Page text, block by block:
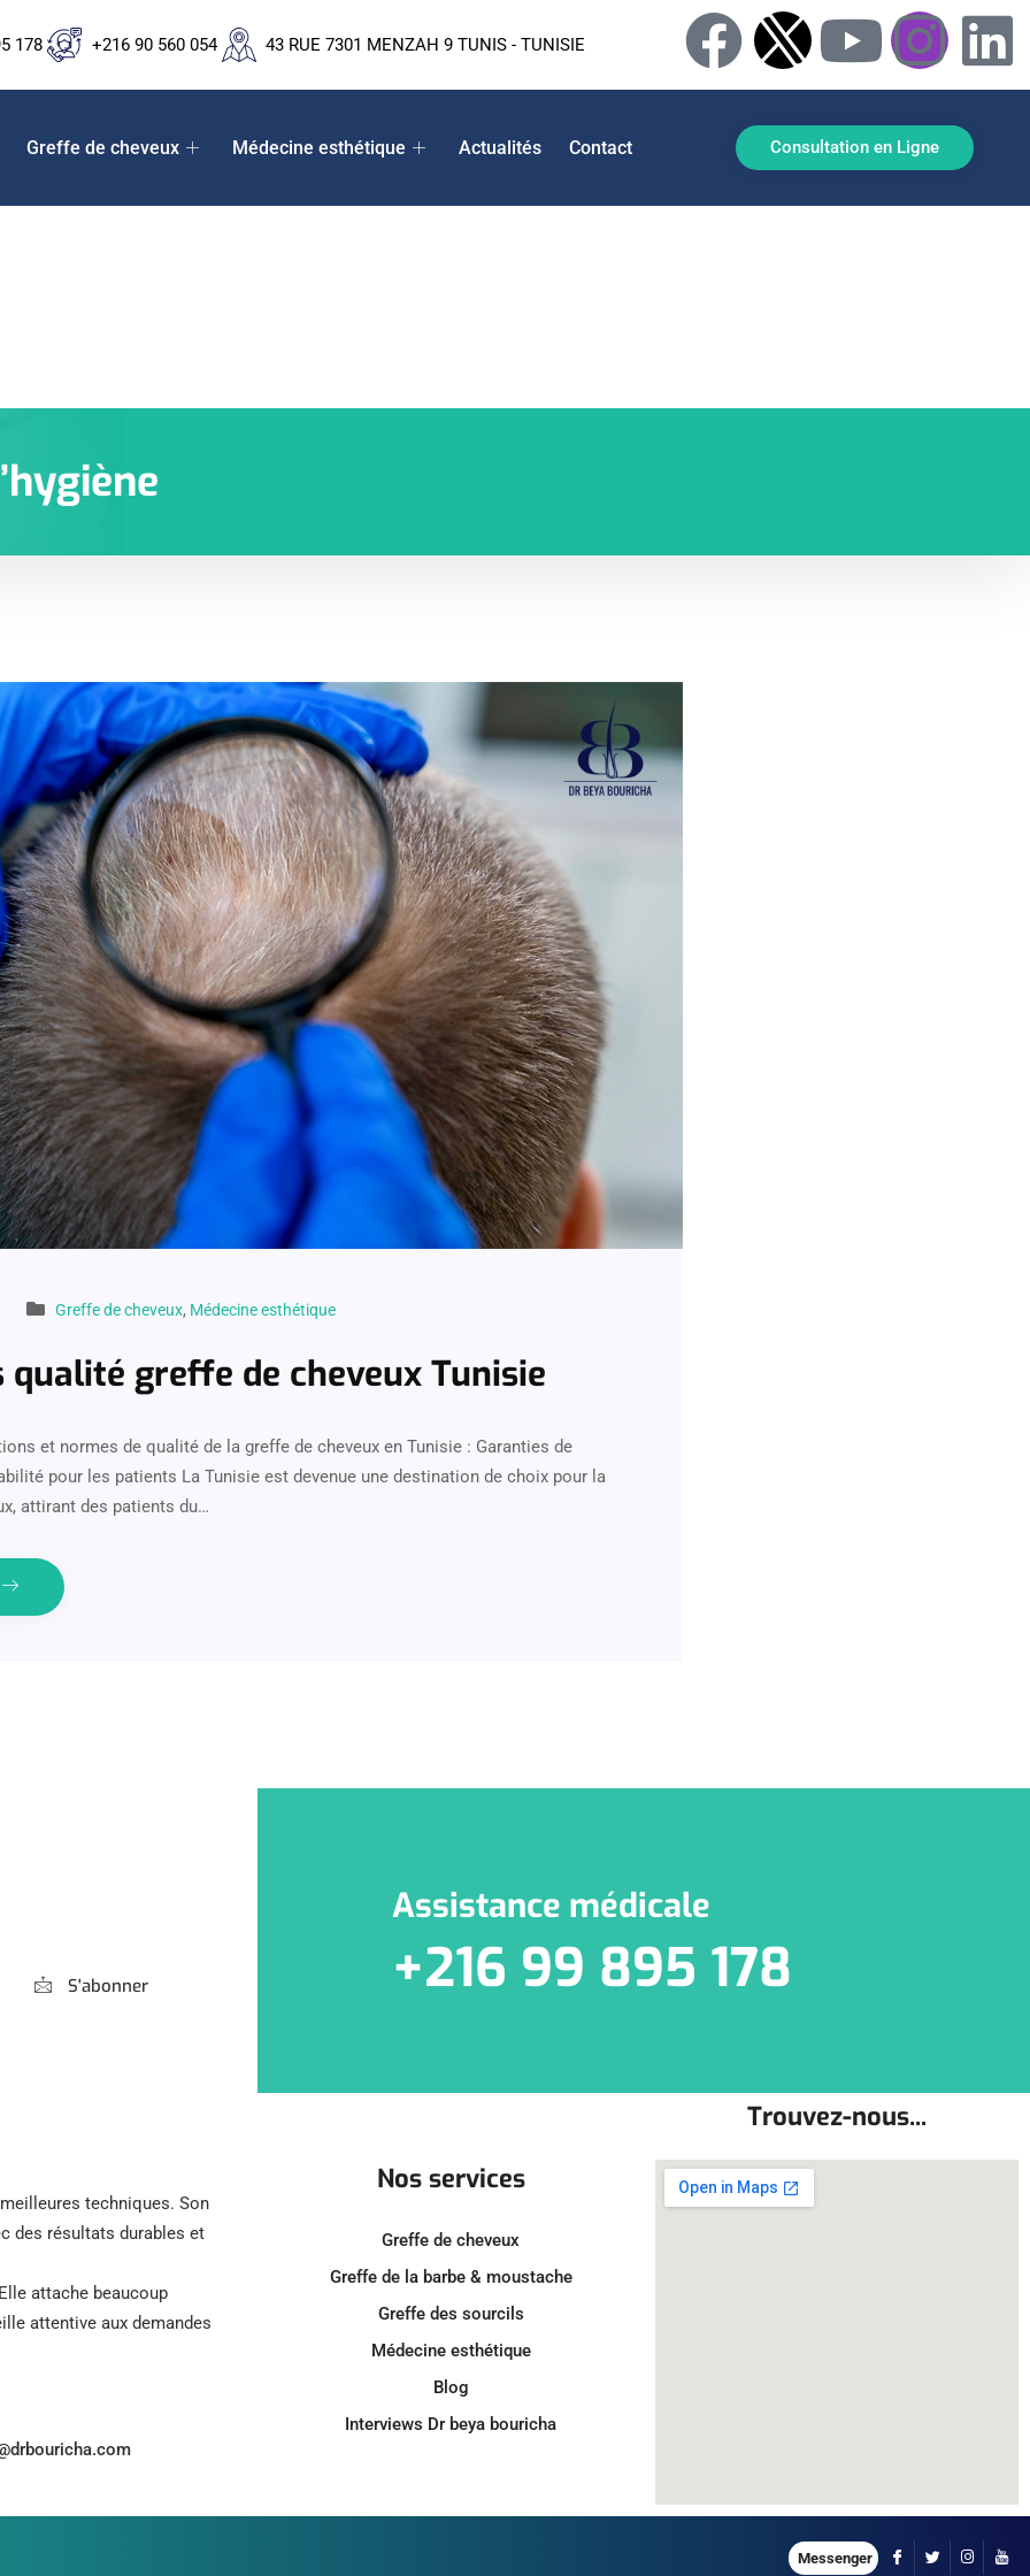
178 +216 90 560 054 43 RUE 7301 MENZAH 9 TUNIS - TUNISIE
Greffe de cheveux Médecine esthétique Actualités Contact Consultation en Ligne
Greffe de cheveux, Médecine esthétique
qualité greffe de cheveux Tunisie
et normes de qualité de la greffe de cheveux en Tunisie : Garanties de
pour les patients La Tunisie est devenue une destination de choix pour la
attirant des patients du…
S'abonner
Assistance médicale
+216 99 895 178
techniques. Son
des résultats durables et
attache beaucoup
attentive aux demandes
Nos services
Greffe de cheveux
Greffe de la barbe & moustache
Greffe des sourcils
Médecine esthétique
Blog
Interviews Dr beya bouricha
Trouvez-nous...
Messenger